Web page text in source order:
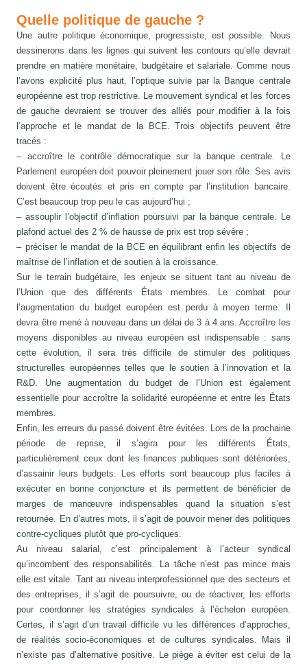
Quelle politique de gauche ?
Une autre politique économique, progressiste, est possible. Nous
dessinerons dans les lignes qui suivent les contours qu’elle devrait
prendre en matière monétaire, budgétaire et salariale. Comme nous
l’avons explicité plus haut, l’optique suivie par la Banque centrale
européenne est trop restrictive. Le mouvement syndical et les forces
de gauche devraient se trouver des alliés pour modifier à la fois
l’approche et le mandat de la BCE. Trois objectifs peuvent être
tracés :
– accroître le contrôle démocratique sur la banque centrale. Le
Parlement européen doit pouvoir pleinement jouer son rôle. Ses avis
doivent être écoutés et pris en compte par l’institution bancaire.
C’est beaucoup trop peu le cas aujourd’hui ;
– assouplir l’objectif d’inflation poursuivi par la banque centrale. Le
plafond actuel des 2 % de hausse de prix est trop sévère ;
– préciser le mandat de la BCE en équilibrant enfin les objectifs de
maîtrise de l’inflation et de soutien à la croissance.
Sur le terrain budgétaire, les enjeux se situent tant au niveau de
l’Union que des différents États membres. Le combat pour
l’augmentation du budget européen est perdu à moyen terme. Il
devra être mené à nouveau dans un délai de 3 à 4 ans. Accroître les
moyens disponibles au niveau européen est indispensable : sans
cette évolution, il sera très difficile de stimuler des politiques
structurelles européennes telles que le soutien à l’innovation et la
R&D. Une augmentation du budget de l’Union est également
essentielle pour accroître la solidarité européenne et entre les États
membres.
Enfin, les erreurs du passé doivent être évitées. Lors de la prochaine
période de reprise, il s’agira pour les différents États,
particulièrement ceux dont les finances publiques sont détériorées,
d’assainir leurs budgets. Les efforts sont beaucoup plus faciles à
exécuter en bonne conjoncture et ils permettent de bénéficier de
marges de manœuvre indispensables quand la situation s’est
retournée. En d’autres mots, il s’agit de pouvoir mener des politiques
contre-cycliques plutôt que pro-cycliques.
Au niveau salarial, c’est principalement à l’acteur syndical
qu’incombent des responsabilités. La tâche n’est pas mince mais
elle est vitale. Tant au niveau interprofessionnel que des secteurs et
des entreprises, il s’agit de poursuivre, ou de réactiver, les efforts
pour coordonner les stratégies syndicales à l’échelon européen.
Certes, il s’agit d’un travail difficile vu les différences d’approches,
de réalités socio-économiques et de cultures syndicales. Mais il
n’existe pas d’alternative positive. Le piège à éviter est celui de la